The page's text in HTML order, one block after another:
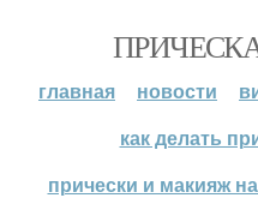
главная новости
как делать
прически и макияж